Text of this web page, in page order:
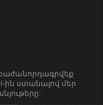
բաժանորդագրվեք
ին ստանալով մեր